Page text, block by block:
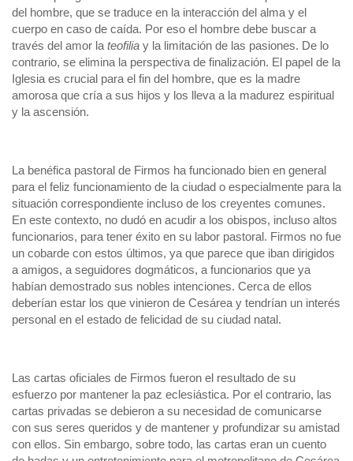
del hombre, que se traduce en la interacción del alma y el
cuerpo en caso de caída. Por eso el hombre debe buscar a
través del amor la teofilia y la limitación de las pasiones. De lo
contrario, se elimina la perspectiva de finalización. El papel de la
Iglesia es crucial para el fin del hombre, que es la madre
amorosa que cría a sus hijos y los lleva a la madurez espiritual
y la ascensión.
La benéfica pastoral de Firmos ha funcionado bien en general
para el feliz funcionamiento de la ciudad o especialmente para la
situación correspondiente incluso de los creyentes comunes.
En este contexto, no dudó en acudir a los obispos, incluso altos
funcionarios, para tener éxito en su labor pastoral. Firmos no fue
un cobarde con estos últimos, ya que parece que iban dirigidos
a amigos, a seguidores dogmáticos, a funcionarios que ya
habían demostrado sus nobles intenciones. Cerca de ellos
deberían estar los que vinieron de Cesárea y tendrían un interés
personal en el estado de felicidad de su ciudad natal.
Las cartas oficiales de Firmos fueron el resultado de su
esfuerzo por mantener la paz eclesiástica. Por el contrario, las
cartas privadas se debieron a su necesidad de comunicarse
con sus seres queridos y de mantener y profundizar su amistad
con ellos. Sin embargo, sobre todo, las cartas eran un cuento